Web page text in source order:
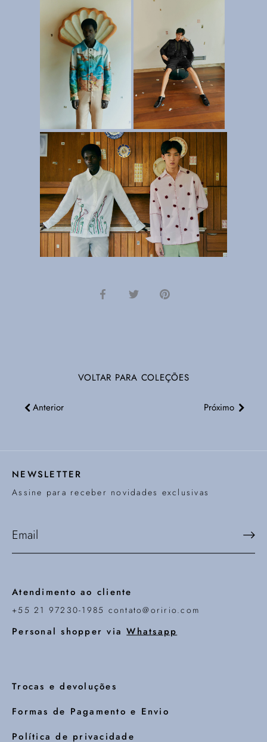
CompartilharTweetarPinterest
VOLTAR PARA COLEÇÕES
Anterior Próximo
NEWSLETTER
Assine para receber novidades exclusivas
Atendimento ao cliente
+55 21 97230-1985 contato@oririo.com
Personal shopper viaWhatsapp
Trocas e devoluções
Formas de Pagamento e Envio
Política de privacidade